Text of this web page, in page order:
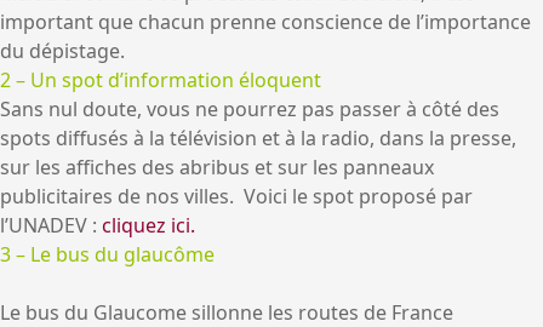
important que chacun prenne conscience de l’importance
du dépistage.
2 – Un spot d’information éloquent
Sans nul doute, vous ne pourrez pas passer à côté des
spots diffusés à la télévision et à la radio, dans la presse,
sur les affiches des abribus et sur les panneaux
publicitaires de nos villes. Voici le spot proposé par
l’UNADEV : cliquez ici.
3 – Le bus du glaucôme
Le bus du Glaucome sillonne les routes de France